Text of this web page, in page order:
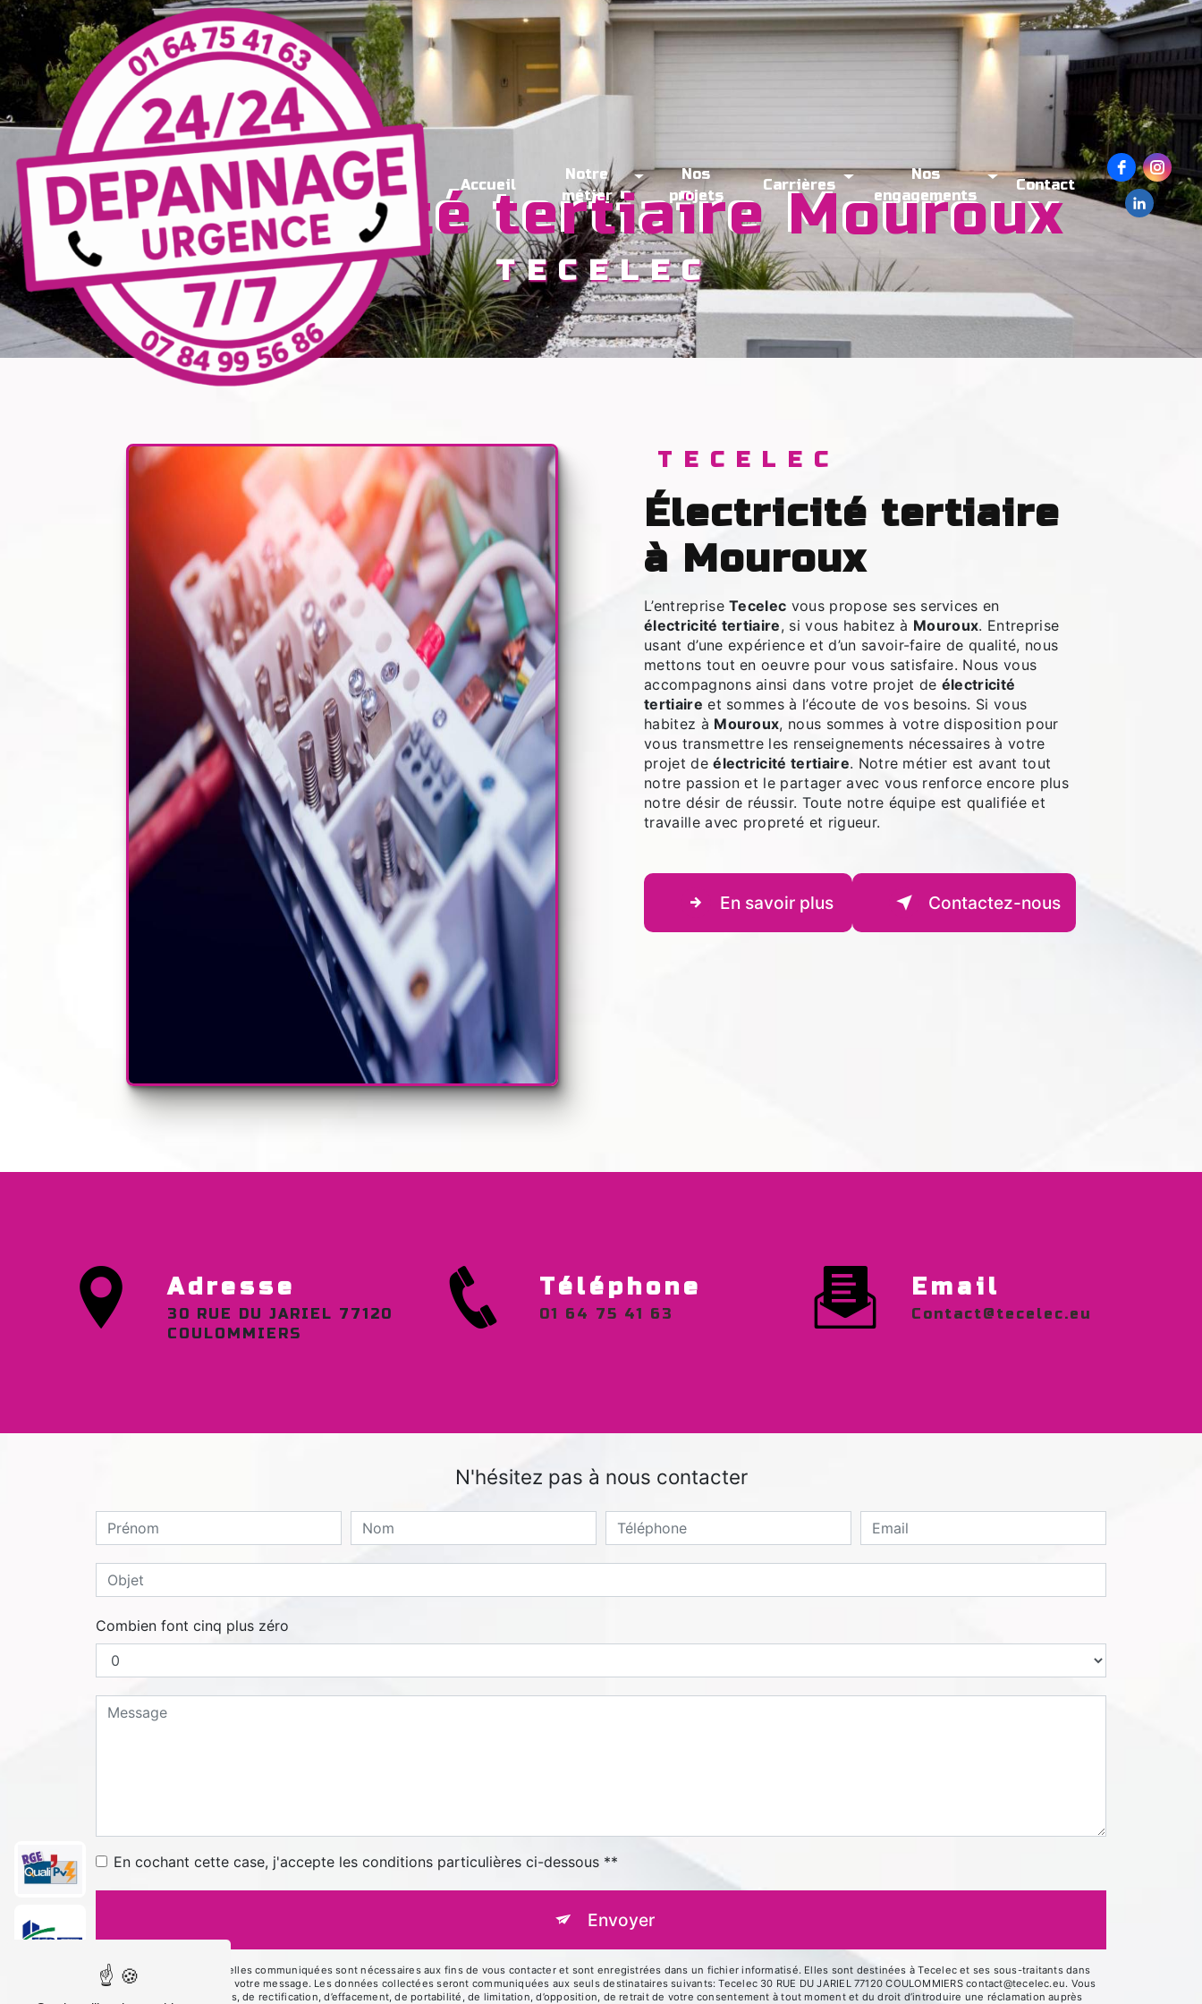
Accueil
Notre
métier
Nos
projets
Carrières
Nos
engagements
Contact
électricité tertiaire Mouroux
TECELEC
TECELEC
électricité tertiaire
à Mouroux
L’entrepriseTecelec vous propose ses services en
électricité tertiaire, si vous habitez à Mouroux. Entreprise
usant d’une expérience et d’un savoir-faire de qualité, nous
mettons tout en oeuvre pour vous satisfaire. Nous vous
accompagnons ainsi dans votre projet de électricité
tertiaire et sommes à l’écoute de vos besoins. Si vous
habitez à Mouroux, nous sommes à votre disposition pour
vous transmettre les renseignements nécessaires à votre
projet deélectricité tertiaire. Notre métier est avant tout
notre passion et le partager avec vous renforce encore plus
notre désir de réussir. Toute notre équipe est qualifiée et
travaille avec propreté et rigueur.
En savoir plus Contactez-nous
Adresse
30 RUE DU JARIEL 77120
COULOMMIERS
Téléphone
01 64 75 41 63
Email
contact@tecelec.eu
N'hésitez pas à nous contacter
Combien font cinq plus zéro
En cochant cette case, j'accepte les conditions particulières ci-dessous **
Envoyer
** Les données personnelles communiquées sont nécessaires aux fins de vous contacter et sont enregistrées dans un fichier informatisé. Elles sont destinées à Tecelec et ses sous-traitants dans
le seul but de répondre à votre message. Les données collectées seront communiquées aux seuls destinataires suivants: Tecelec 30 RUE DU JARIEL 77120 COULOMMIERS contact@tecelec.eu. Vous
disposez de droits d’accès, de rectification, d’effacement, de portabilité, de limitation, d’opposition, de retrait de votre consentement à tout moment et du droit d’introduire une réclamation auprès
Panneau de gestion des cookies